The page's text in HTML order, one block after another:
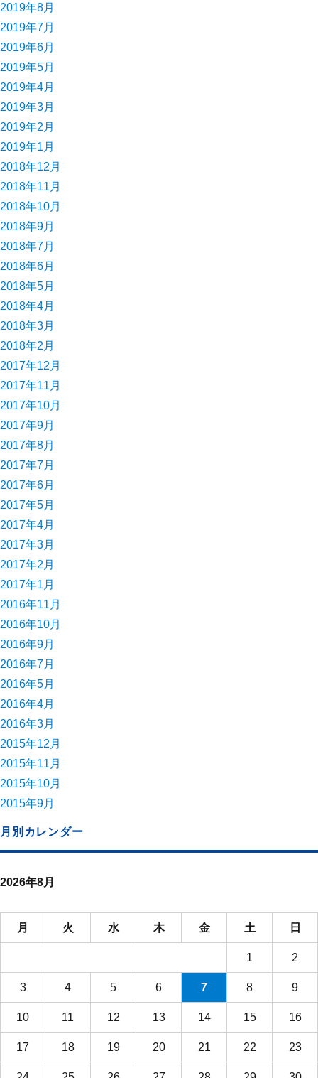
2019年8月
2019年7月
2019年6月
2019年5月
2019年4月
2019年3月
2019年2月
2019年1月
2018年12月
2018年11月
2018年10月
2018年9月
2018年7月
2018年6月
2018年5月
2018年4月
2018年3月
2018年2月
2017年12月
2017年11月
2017年10月
2017年9月
2017年8月
2017年7月
2017年6月
2017年5月
2017年4月
2017年3月
2017年2月
2017年1月
2016年11月
2016年10月
2016年9月
2016年7月
2016年5月
2016年4月
2016年3月
2015年12月
2015年11月
2015年10月
2015年9月
月別カレンダー
2026年8月
月 火 水 木 金 土 日
1 2
3 4 5 6 7 8 9
10 11 12 13 14 15 16
17 18 19 20 21 22 23